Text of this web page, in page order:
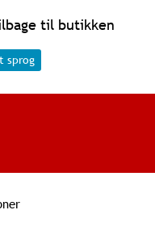
til butikken
sprog